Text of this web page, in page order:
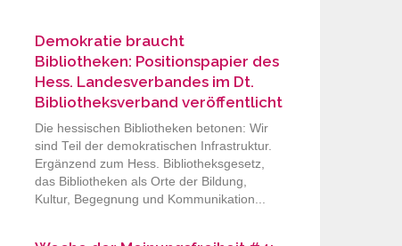
Demokratie braucht
Bibliotheken: Positionspapier des
Hess. Landesverbandes im Dt.
Bibliotheksverband veröffentlicht
Die hessischen Bibliotheken betonen: Wir
sind Teil der demokratischen Infrastruktur.
Ergänzend zum Hess. Bibliotheksgesetz,
das Bibliotheken als Orte der Bildung,
Kultur, Begegnung und Kommunikation...